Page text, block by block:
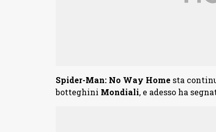
Spider-Man: No Way Homesta
botteghini Mondiali, e adesso ha